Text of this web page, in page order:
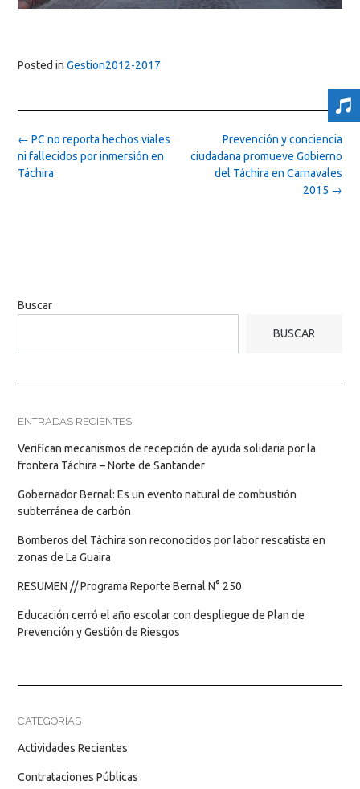
Posted in Gestion2012-2017
Post
navigation
Prevención y conciencia
ciudadana promueve Gobierno
del Táchira en Carnavales
2015 →
← PC no reporta hechos viales
ni fallecidos por inmersión en
Táchira
Buscar
BUSCAR
ENTRADAS RECIENTES
Verifican mecanismos de recepción de ayuda solidaria por la
frontera Táchira – Norte de Santander
Gobernador Bernal: Es un evento natural de combustión
subterránea de carbón
Bomberos del Táchira son reconocidos por labor rescatista en
zonas de La Guaira
RESUMEN // Programa Reporte Bernal N° 250
Educación cerró el año escolar con despliegue de Plan de
Prevención y Gestión de Riesgos
CATEGORÍAS
Actividades Recientes
Contrataciones Públicas